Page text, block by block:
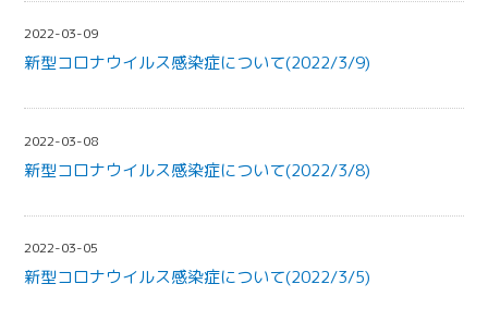
2022-03-09
新型コロナウイルス感染症について(2022/3/9)
2022-03-08
新型コロナウイルス感染症について(2022/3/8)
2022-03-05
新型コロナウイルス感染症について(2022/3/5)